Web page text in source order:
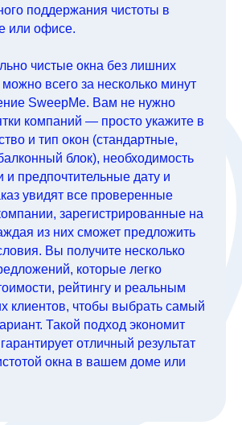
поддержания чистоты в
или офисе.
чистые окна без лишних
всего за несколько минут
SweepMe. Вам не нужно
компаний — просто укажите в
и тип окон (стандартные,
блок), необходимость
и предпочтительные дату и
увидят все проверенные
зарегистрированные на
из них сможет предложить
Вы получите несколько
которые легко
рейтингу и реальным
клиентов, чтобы выбрать самый
Такой подход экономит
отличный результат
окна в вашем доме или